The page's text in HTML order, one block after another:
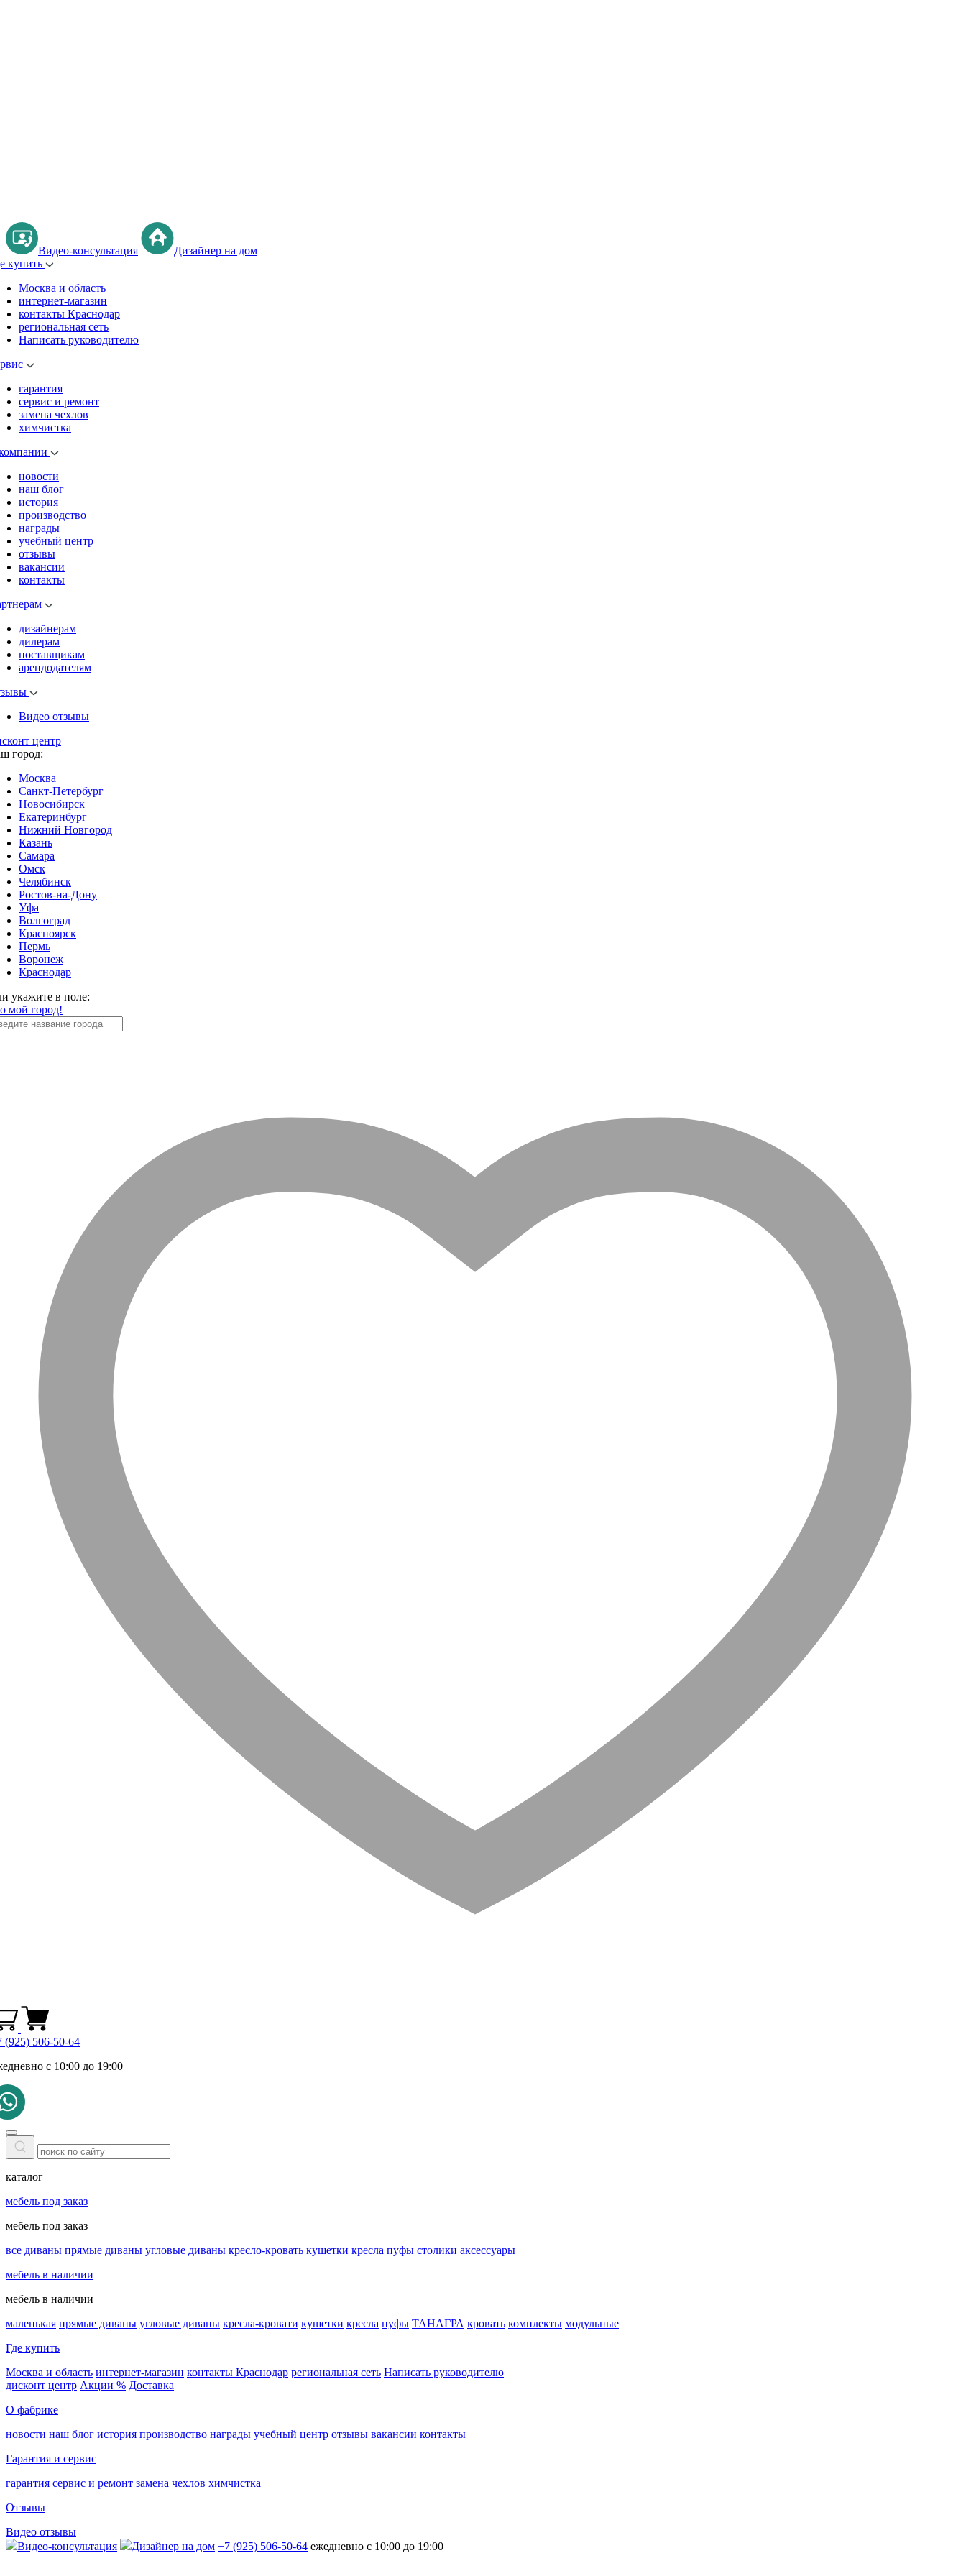
Видео-консультация
Дизайнер на дом
купить
Москва и область
интернет-магазин
контакты Краснодар
региональная сеть
Написать руководителю
гарантия
сервис и ремонт
замена чехлов
химчистка
новости
наш блог
история
производство
награды
учебный центр
отзывы
вакансии
контакты
дизайнерам
дилерам
поставщикам
арендодателям
Видео отзывы
центр
город:
Москва
Санкт-Петербург
Новосибирск
Екатеринбург
Нижний Новгород
Казань
Самара
Омск
Челябинск
Ростов-на-Дону
Уфа
Волгоград
Красноярск
Пермь
Воронеж
Краснодар
укажите в поле:
мой город!
(925) 506-50-64
с 10:00 до 19:00
каталог
мебель под заказ
мебель под заказ
все диваны прямые диваны угловые диваны кресло-кровать кушетки кресла пуфы столики аксессуары
мебель в наличии
мебель в наличии
маленькая прямые диваны угловые диваны кресла-кровати кушетки кресла пуфы ТАНАГРА кровать комплекты модульные
Где купить
Москва и область интернет-магазин контакты Краснодар региональная сеть Написать руководителю
дисконт центр Акции % Доставка
О фабрике
новости наш блог история производство награды учебный центр отзывы вакансии контакты
Гарантия и сервис
гарантия сервис и ремонт замена чехлов химчистка
Отзывы
Видео отзывы
Видео-консультация
Дизайнер на дом +7 (925) 506-50-64 ежедневно с 10:00 до 19:00